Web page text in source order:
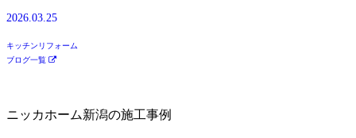
2026.03.25
キッチンリフォーム
ブログ一覧
ニッカホーム新潟の施工事例